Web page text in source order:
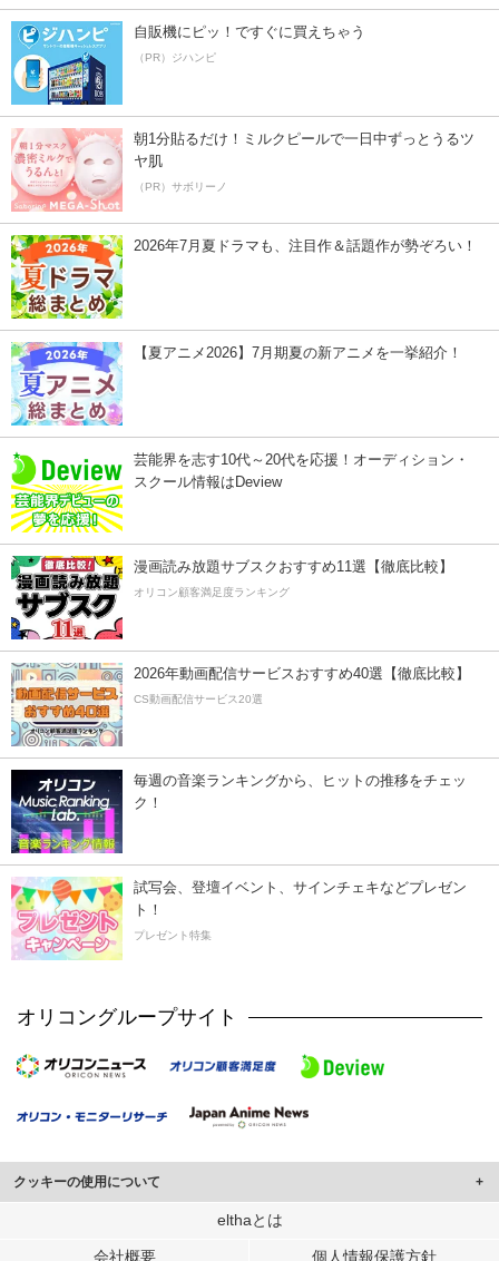
自販機にピッ！ですぐに買えちゃう
（PR）ジハンピ
朝1分貼るだけ！ミルクピールで一日中ずっとうるツ
ヤ肌
（PR）サボリーノ
2026年7月夏ドラマも、注目作＆話題作が勢ぞろい！
【夏アニメ2026】7月期夏の新アニメを一挙紹介！
芸能界を志す10代～20代を応援！オーディション・
スクール情報はDeview
漫画読み放題サブスクおすすめ11選【徹底比較】
オリコン顧客満足度ランキング
2026年動画配信サービスおすすめ40選【徹底比較】
CS動画配信サービス20選
毎週の音楽ランキングから、ヒットの推移をチェッ
ク！
試写会、登壇イベント、サインチェキなどプレゼン
ト！
プレゼント特集
オリコングループサイト
クッキーの使用について
このサイトでは Cookie を使用して、ユーザーに合わせたコンテンツや広告の
行っています。
elthaとは
会社概要 個人情報保護方針